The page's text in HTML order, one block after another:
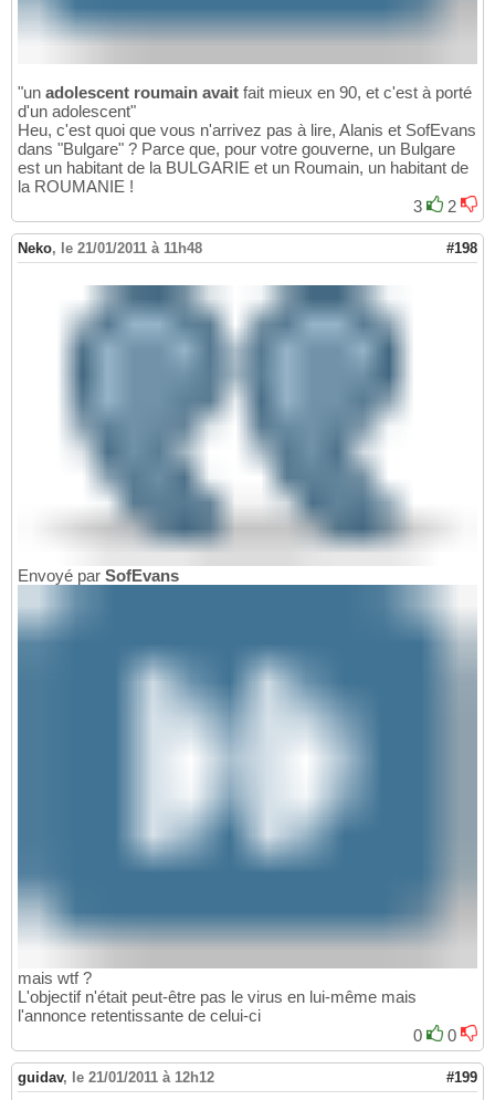
"un adolescent roumain avait fait mieux en 90, et c'est à porté
d'un adolescent"
Heu, c'est quoi que vous n'arrivez pas à lire, Alanis et SofEvans
dans "Bulgare" ? Parce que, pour votre gouverne, un Bulgare
est un habitant de la BULGARIE et un Roumain, un habitant de
la ROUMANIE !
3
2
Neko, le 21/01/2011 à 11h48 #198
Envoyé par SofEvans
mais wtf ?
L'objectif n'était peut-être pas le virus en lui-même mais
l'annonce retentissante de celui-ci
0
0
guidav, le 21/01/2011 à 12h12 #199